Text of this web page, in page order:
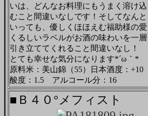
いは、どんなお料理にもうまく溶け込
むこと間違いなしです！そしてなんと
いっても、優しくほほえむ福助様の愛
くるしいラベルがお酒の味わいを一層
引き立ててくれること間違いなし！
とても幸せな気分になります*´ω｀*
原料米：美山錦（55）日本酒度：+10
酸度：1.5 アルコール分：16
■Ｂ４０°メフィスト